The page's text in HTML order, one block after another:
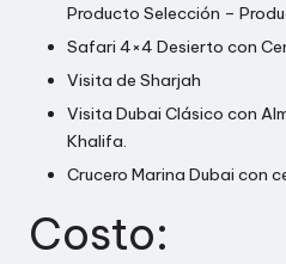
Producto Selección –
Safari 4×4 Desierto con
Visita de Sharjah
Visita Dubai Clásico con
Khalifa.
Crucero Marina Dubai con
Costo: